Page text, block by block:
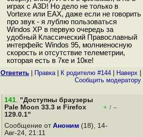
играх с A3D! Но дело не только в
Vortexе или ЕАХ, даже если не говорить
про звук - я лублю пользоваться
Windos XP в первую очередь за
удобный Классический Православный
интерфейс Windos 95, молниеносную
скорость и отсутствие телеметрии,
которая есть в 7ке и 10ке!
Ответить Правка| К родителю #144 Наверх
Cообщить модератору
141. "Доступны браузеры
Pale Moon 33.3 и Firefox
129.0.1"
+ / –
Сообщение от Аноним (18), 14-
Авг-24, 21:11